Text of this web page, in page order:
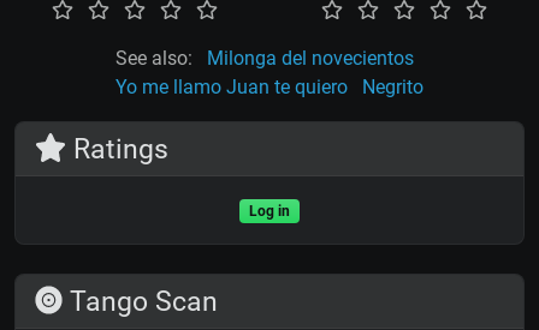
See also:
Milonga del novecientos
Yo me llamo Juan te quiero
Negrito
Ratings
Log in
Tango Scan